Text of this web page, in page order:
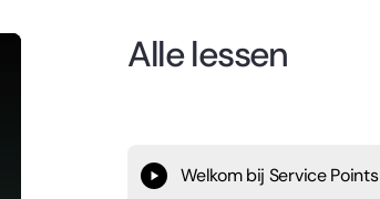
Alle lessen
Welkom bij Service Points